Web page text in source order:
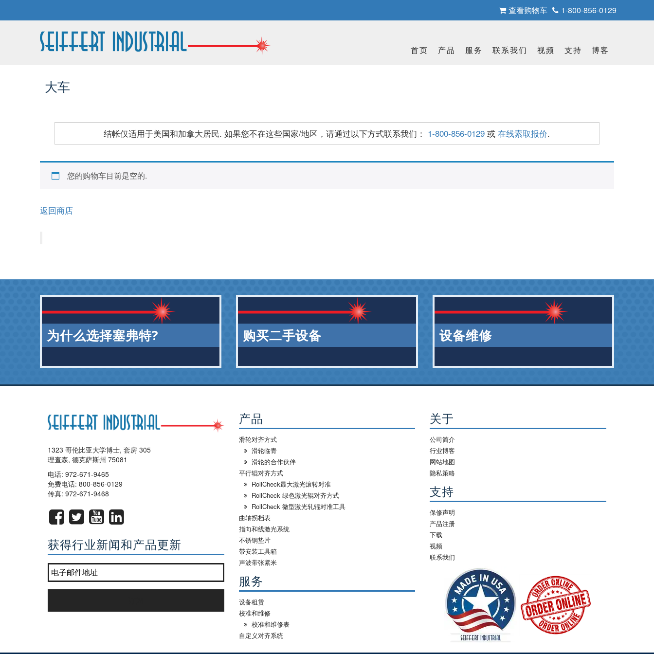
1-800-856-0129
查看购物车
首页 产品 服务 联系我们 视频 支持 博客
大车
结帐仅适用于美国和加拿大居民. 如果您不在这些国家/地区，请通过以下方式联系我们： 1-800-856-0129 或在线索取报价.
您的购物车目前是空的.
返回商店
为什么选择塞弗特? 购买二手设备 设备维修
1323 哥伦比亚大学博士, 套房 305
理查森, 德克萨斯州 75081
电话:972-671-9465
免费电话:800-856-0129
传真: 972-671-9468
获得行业新闻和产品更新
加入我们的通讯名单? *
产品
滑轮对齐方式
滑轮临青
滑轮的合作伙伴
平行辊对齐方式
RollCheck最大激光滚转对准
RollCheck 绿色激光辊对齐方式
RollCheck 微型激光轧辊对准工具
曲轴拐档表
指向和线激光系统
不锈钢垫片
带安装工具箱
声波带张紧米
服务
设备租赁
校准和维修
校准和维修表
自定义对齐系统
关于
公司简介
行业博客
网站地图
隐私策略
支持
保修声明
产品注册
下载
视频
联系我们